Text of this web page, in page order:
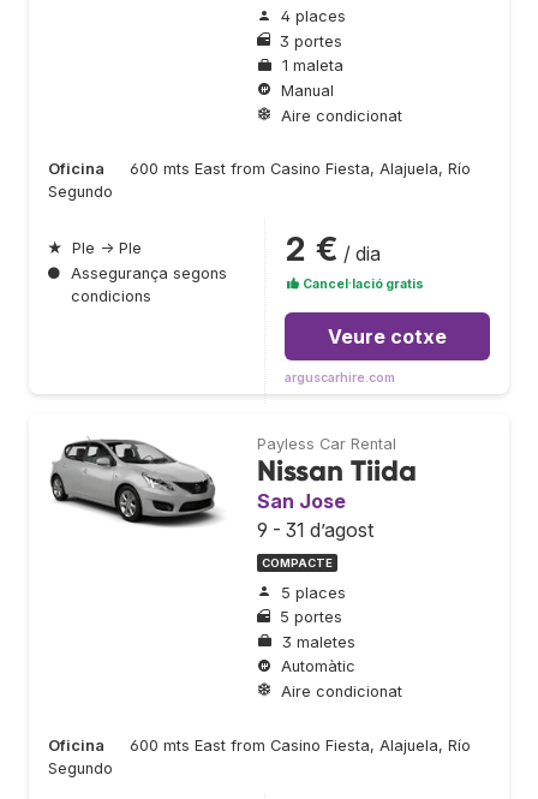
4 places
3 portes
1 maleta
Manual
Aire condicionat
Oficina
600 mts East from Casino Fiesta, Alajuela, Río
Segundo
★ Ple → Ple
● Assegurança segons
condicions
2 € / dia
Cancel·lació gratis
Veure cotxe
arguscarhire.com
Payless Car Rental
Nissan Tiida
San Jose
9 - 31 d’agost
COMPACTE
5 places
5 portes
3 maletes
Automàtic
Aire condicionat
Oficina
600 mts East from Casino Fiesta, Alajuela, Río
Segundo